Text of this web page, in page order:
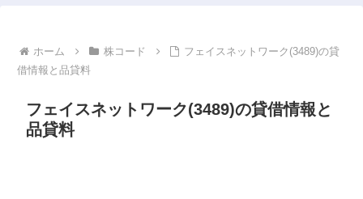
ホーム 株コード
フェイスネットワーク(3489)の貸
借情報と品貸料
フェイスネットワーク(3489)の貸借情報と
品貸料